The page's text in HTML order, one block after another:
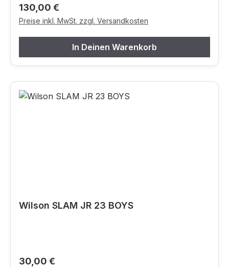
Regulärer Preis:
130,00 €
Preise inkl. MwSt. zzgl. Versandkosten
In Deinen Warenkorb
Wilson SLAM JR 23 BOYS
Regulärer Preis:
30,00 €